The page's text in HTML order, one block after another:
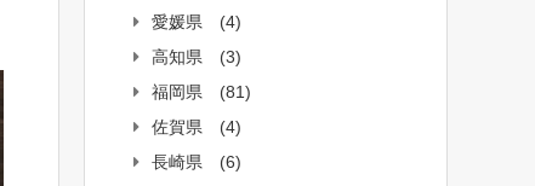
愛媛県
(4)
高知県
(3)
福岡県
(81)
佐賀県
(4)
長崎県
(6)